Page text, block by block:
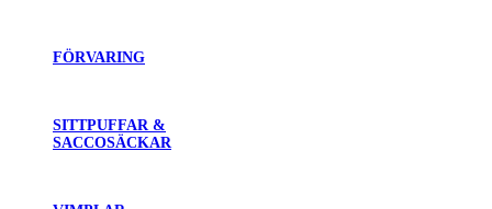
FÖRVARING
SITTPUFFAR &
SACCOSÄCKAR